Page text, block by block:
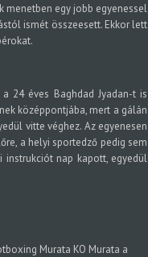
menetben egy jobb egyenessel
ismét összeesett. Ekkor lett
24 éves Baghdad Jyadan-t is
középpontjába, mert a gálán
vitte véghez. Az egyenesen
a helyi sportedző pedig sem
nap kapott, egyedül
Murata a